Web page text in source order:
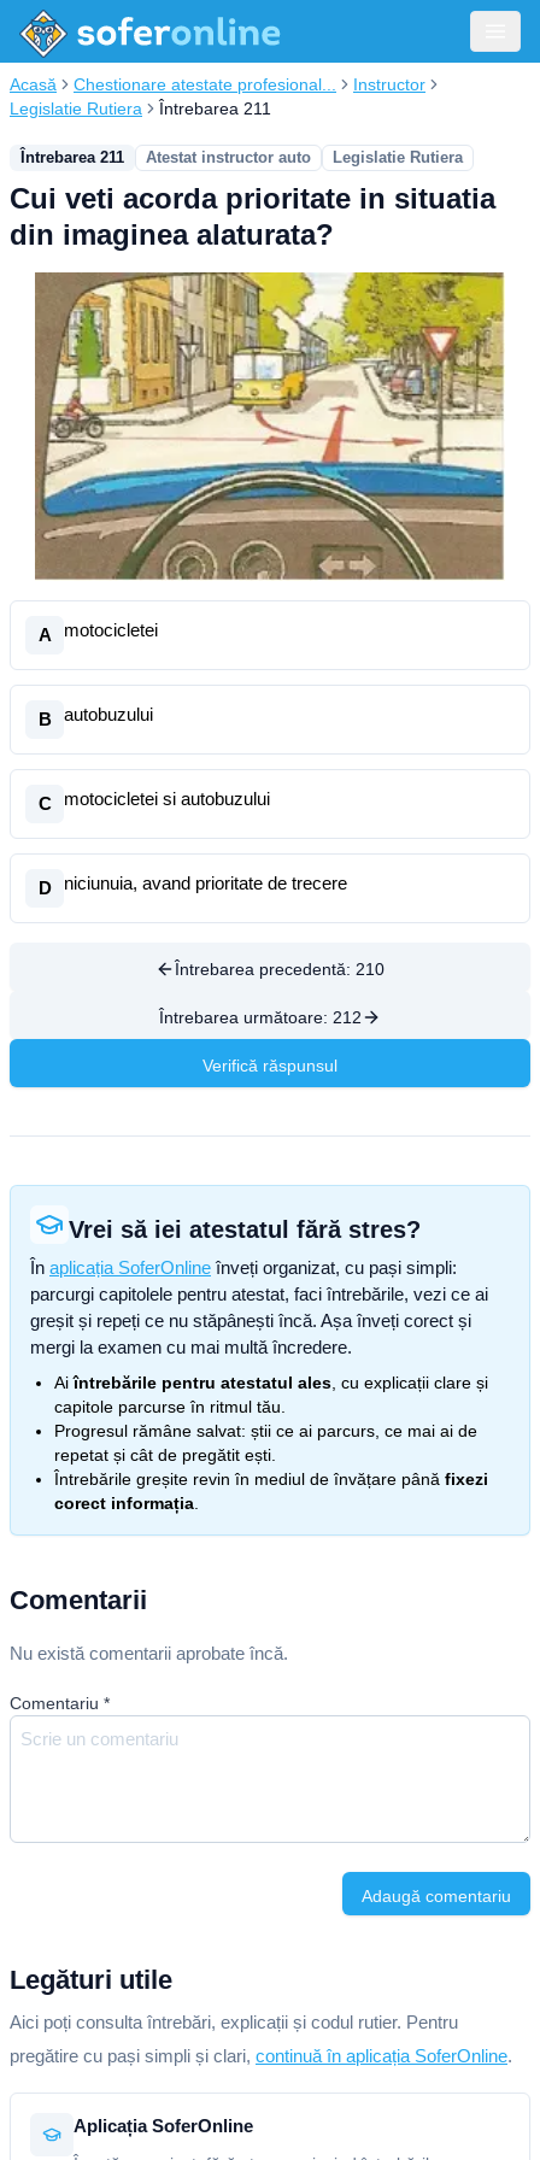
Acasă Chestionare atestate profesional...
Instructor
Legislatie Rutiera
Întrebarea 211
Întrebarea 211 Atestat instructor auto Legislatie Rutiera
Cui veti acorda prioritate in situatia
din imaginea alaturata?
A motocicletei
B autobuzului
C motocicletei si autobuzului
D niciunuia, avand prioritate de trecere
Întrebarea precedentă: 210
Întrebarea următoare: 212
Verifică răspunsul
Vrei să iei atestatul fără stres?
În aplicația SoferOnline înveți organizat, cu pași simpli:
parcurgi capitolele pentru atestat, faci întrebările, vezi ce ai
greșit și repeți ce nu stăpânești încă. Așa înveți corect și
mergi la examen cu mai multă încredere.
Aiîntrebările pentru atestatul ales , cu explicații clare și
capitole parcurse în ritmul tău.
Progresul rămâne salvat: știi ce ai parcurs, ce mai ai de
repetat și cât de pregătit ești.
Întrebările greșite revin în mediul de învățare până fixezi
corect informația
Comentarii
Nu există comentarii aprobate încă.
Comentariu *
Adaugă comentariu
Legături utile
Aici poți consulta întrebări, explicații și codul rutier. Pentru
pregătire cu pași simpli și clari, continuă în aplicația SoferOnline.
Aplicația SoferOnline